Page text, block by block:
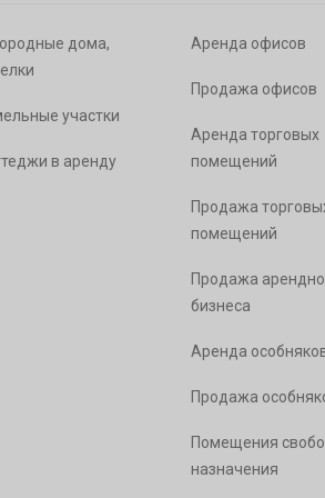
дома,
участки
в аренду
Аренда офисов
Продажа офисов
Аренда торговых
помещений
Продажа
помещений
Продажа
бизнеса
Аренда
Продажа
Помещения
назначения